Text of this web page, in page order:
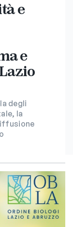
e
e
degli
la